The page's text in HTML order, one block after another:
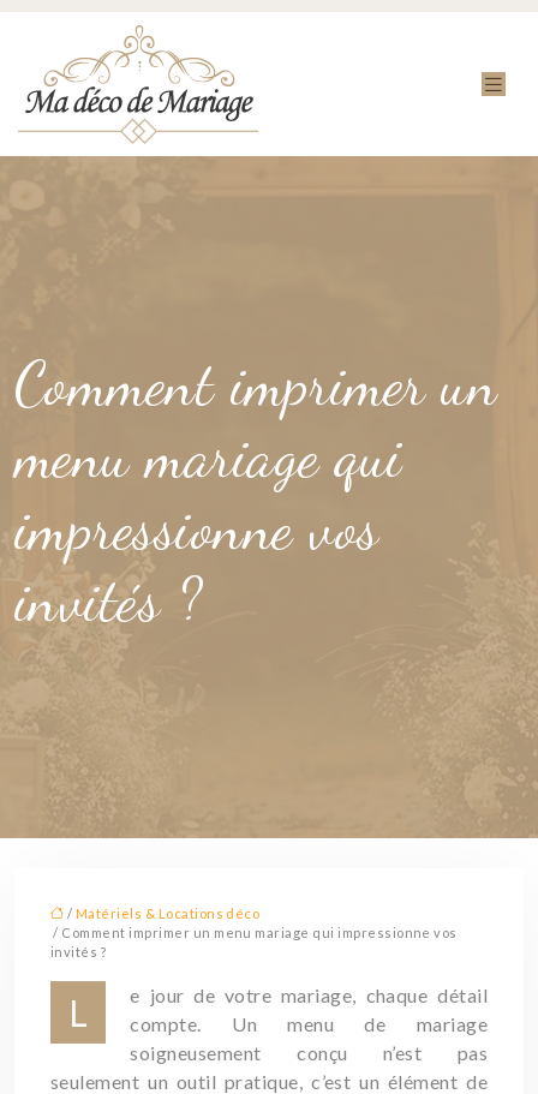
Comment imprimer un
menu mariage qui
impressionne vos
invités ?
/ Matériels & Locations déco
/ Comment imprimer un menu mariage qui impressionne vos
invités ?
L
e jour de votre mariage, chaque détail
compte. Un menu de mariage
soigneusement conçu n’est pas
seulement un outil pratique, c’est un élément de